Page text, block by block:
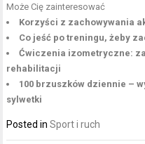
Może Cię zainteresować
Korzyści z zachowywania
Co jeść po treningu, żeby
Ćwiczenia izometryczne:
rehabilitacji
100 brzuszków dziennie –
sylwetki
Posted inSport i ruch